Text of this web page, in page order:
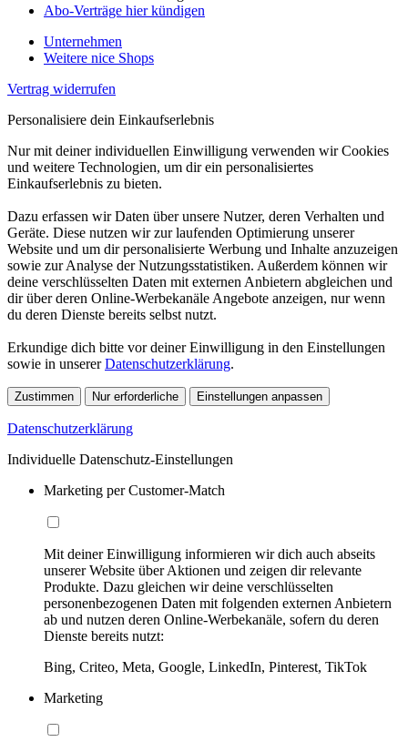
Abo-Verträge hier kündigen
Unternehmen
Weitere nice Shops
Vertrag widerrufen
Personalisiere dein Einkaufserlebnis
Nur mit deiner individuellen Einwilligung verwenden wir Cookies
und weitere Technologien, um dir ein personalisiertes
Einkaufserlebnis zu bieten.
Dazu erfassen wir Daten über unsere Nutzer, deren Verhalten und
Geräte. Diese nutzen wir zur laufenden Optimierung unserer
Website und um dir personalisierte Werbung und Inhalte anzuzeigen
sowie zur Analyse der Nutzungsstatistiken. Außerdem können wir
deine verschlüsselten Daten mit externen Anbietern abgleichen und
dir über deren Online-Werbekanäle Angebote anzeigen, nur wenn
du deren Dienste bereits selbst nutzt.
Erkundige dich bitte vor deiner Einwilligung in den Einstellungen
sowie in unsererDatenschutzerklärung.
Zustimmen Nur erforderliche Einstellungen anpassen
Datenschutzerklärung
Individuelle Datenschutz-Einstellungen
Marketing per Customer-Match
Mit deiner Einwilligung informieren wir dich auch abseits
unserer Website über Aktionen und zeigen dir relevante
Produkte. Dazu gleichen wir deine verschlüsselten
personenbezogenen Daten mit folgenden externen Anbietern
ab und nutzen deren Online-Werbekanäle, sofern du deren
Dienste bereits nutzt:
Bing, Criteo, Meta, Google, LinkedIn, Pinterest, TikTok
Marketing